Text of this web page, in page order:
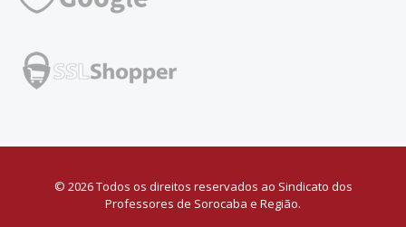
© 2026 Todos os direitos reservados ao Sindicato dos
Professores de Sorocaba e Região.